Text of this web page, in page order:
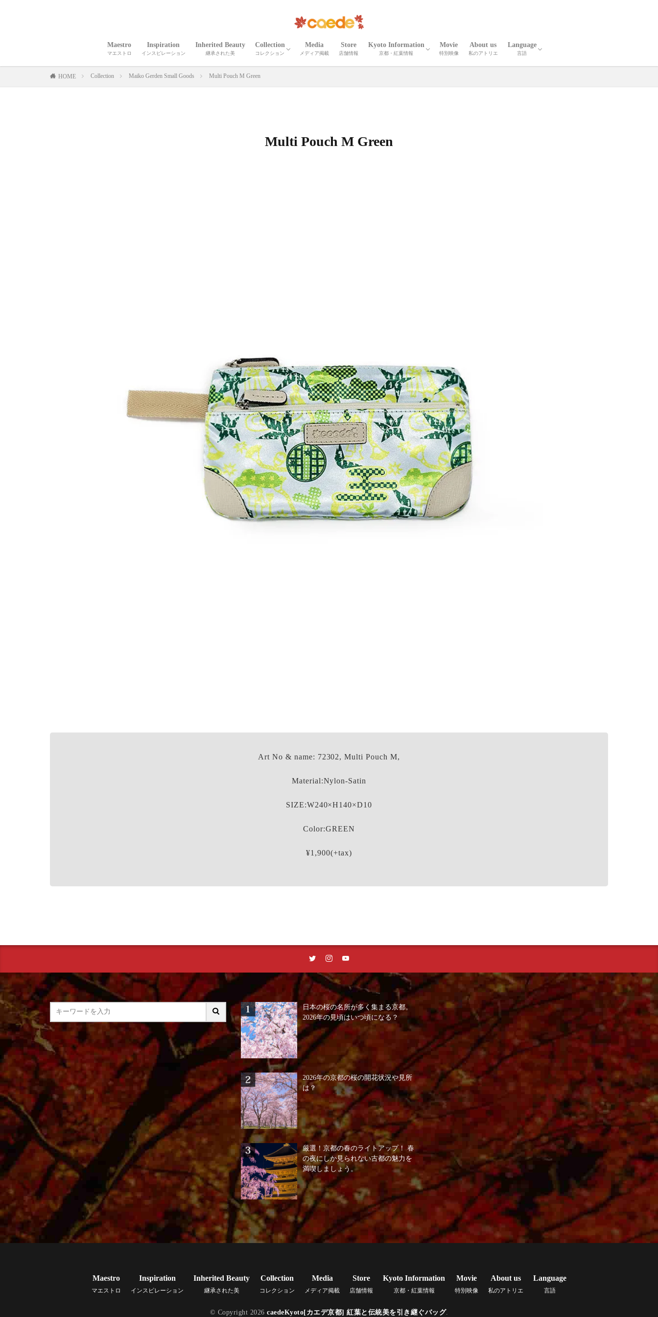
Maestro
マエストロ
Inspiration
インスピレーション
Inherited Beauty
継承された美
Collection
コレクション
CORTEO
ETNA
Madeira
Iris
Palma
Shrink Madeira
Shrink Cube
Cardona
ELLISSE
Shrink Zima
Zima
Recicli ZIMA
Zima leather goods
Prima Bolta
CORTEO MICHELA
Numero
Serena
Wrinkle Serena
Cerberus３
Wrinkle CERBERUS 3
Camouflage Cerberus 3
Adria Misto Cerberus 3
Twill Nylon Misto Cerberus 3
Stella Misto Cerberus
Stella Misto Ruck
Stella Misto Flap
Misto
Miranda
Miranda Ruck
Stella Reversible
Stella Ruck
Maiko Puzzle
Milano Canvas
OTHER
Media
メディア掲載
Store
店舗情報
Kyoto Information
京都・紅葉情報
京都の紅葉
京都・春夏秋冬
京都の名刹・観光情報
京都の伝統工芸・職人技
Movie
特別映像
About us
私のアトリエ
Language
言語
英語
中国語
HOME Collection Maiko Gerden Small Goods Multi Pouch M Green
Multi Pouch M Green
Art No & name: 72302, Multi Pouch M,
Material:Nylon-Satin
SIZE:W240×H140×D10
Color:GREEN
¥1,900(+tax)
日本の桜の名所が多く集まる京都。
2026年の見頃はいつ頃になる？
2026年の京都の桜の開花状況や見所
は？
厳選！京都の春のライトアップ！ 春
の夜にしか見られない古都の魅力を
満喫しましょう。
Maestro
マエストロ
Inspiration
インスピレーション
Inherited Beauty
継承された美
Collection
コレクション
Media
メディア掲載
Store
店舗情報
Kyoto Information
京都・紅葉情報
Movie
特別映像
About us
私のアトリエ
Language
言語
© Copyright 2026 caedeKyoto[カエデ京都] 紅葉と伝統美を引き継ぐバッグ.